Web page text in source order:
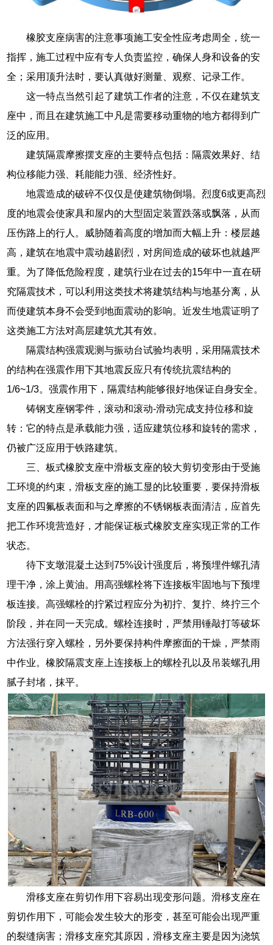
橡胶支座病害的注意事项施工安全性应考虑周全，统一
指挥，施工过程中应有专人负责监控，确保人身和设备的安
全；采用顶升法时，要认真做好测量、观察、记录工作。
这一特点当然引起了建筑工作者的注意，不仅在建筑支
座中，而且在建筑施工中凡是需要移动重物的地方都得到广
泛的应用。
建筑隔震摩擦摆支座的主要特点包括：隔震效果好、结
构位移能力强、耗能能力强、经济性好。
地震造成的破碎不仅仅是使建筑物倒塌。烈度6或更高烈
度的地震会使家具和屋内的大型固定装置跌落或飘落，从而
压伤路上的行人。威胁随着高度的增加而大幅上升：楼层越
高，建筑在地震中震动越剧烈，对房间造成的破坏也就越严
重。为了降低危险程度，建筑行业在过去的15年中一直在研
究隔震技术，可以利用这类技术将建筑结构与地基分离，从
而使建筑本身不会受到地面震动的影响。近发生地震证明了
这类施工方法对高层建筑尤其有效。
隔震结构强震观测与振动台试验均表明，采用隔震技术
的结构在强震作用下其地震反应只有传统抗震结构的
1/6~1/3。强震作用下，隔震结构能够很好地保证自身安全。
铸钢支座钢零件，滚动和滚动-滑动完成支持位移和旋
转：它的特点是承载能力强，适应建筑位移和旋转的需求，
仍被广泛应用于铁路建筑。
三、板式橡胶支座中滑板支座的较大剪切变形由于受施
工环境的约束，滑板支座的施工显的比较重要，要保持滑板
支座的四氟板表面和与之摩擦的不锈钢板表面清洁，应首先
把工作环境营造好，才能保证板式橡胶支座实现正常的工作
状态。
待下支墩混凝土达到75%设计强度后，将预埋件螺孔清
理干净，涂上黄油。用高强螺栓将下连接板牢固地与下预埋
板连接。高强螺栓的拧紧过程应分为初拧、复拧、终拧三个
阶段，并在同一天完成。螺栓连接时，严禁用锤敲打等破坏
方法强行穿入螺栓，另外要保持构件摩擦面的干燥，严禁雨
中作业。橡胶隔震支座上连接板上的螺栓孔以及吊装螺孔用
腻子封堵，抹平。
滑移支座在剪切作用下容易出现变形问题。滑移支座在
剪切作用下，可能会发生较大的形变，甚至可能会出现严重
的裂缝病害；滑移支座究其原因，滑移支座主要是因为浇筑